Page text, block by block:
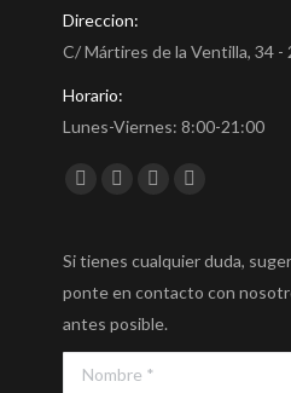
Direccion:
C/ Mártires de la Ventilla, 34 -
Horario:
Lunes-Viernes: 8:00-21:00
Encuéntranos en:
Si tienes cualquier duda,
ponte en contacto con
antes posible.